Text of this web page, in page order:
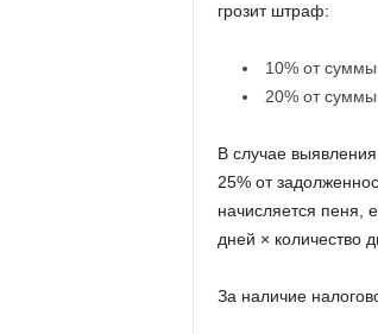
грозит штраф:
10% от
20% от
В случае
25% от
начисляется пеня,
дней × количество
За наличие